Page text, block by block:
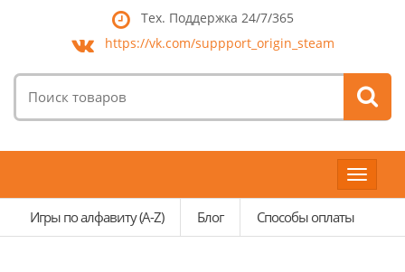
Тех. Поддержка 24/7/365
https://vk.com/suppport_origin_steam
товаров:
Toggle
Игры по алфавиту (A-Z)
Блог Способы оплаты